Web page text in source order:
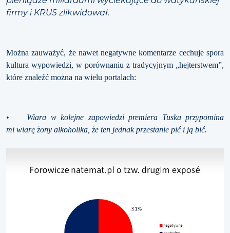
firmy i KRUS zlikwidował.
Można zauważyć, że nawet negatywne komentarze cechuje spora
kultura wypowiedzi, w porównaniu z tradycyjnym „hejterstwem”,
które znaleźć można na wielu portalach:
• Wiara w kolejne zapowiedzi premiera Tuska przypomina
mi wiarę żony alkoholika, że ten jednak przestanie pić i ją bić.